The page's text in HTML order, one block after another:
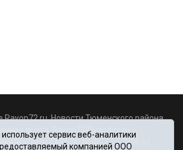
Rayon72.ru. Новости Тюменского района.
Rayon72@yandex.ru
номер СМИ Эл № ФС77-67956 от
сервис веб-аналитики
компанией ООО